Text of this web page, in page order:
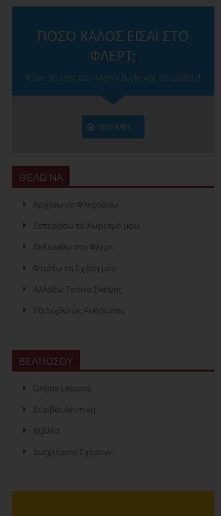
ΠΟΣΟ ΚΑΛΟΣ ΕΙΣΑΙ ΣΤΟ
ΦΛΕΡΤ;
Κάνε το test του Men's Bible και θα μάθεις!
TEST ME!
ΘΕΛΩ ΝΑ
Αρχίσω να Φλερτάρω
Ξεπεράσω το Χωρισμό μου
Βελτιωθώ στο Φλερτ
Φτιάξω τη Σχέση μου
Αλλάξω Τρόπο Σκέψης
Εξελιχθώ ως Άνθρωπος
ΒΕΛΤΙΩΣΟΥ
Online Lessons
Συμβουλευτική
Βιβλία
Διαχείριση Σχέσεων